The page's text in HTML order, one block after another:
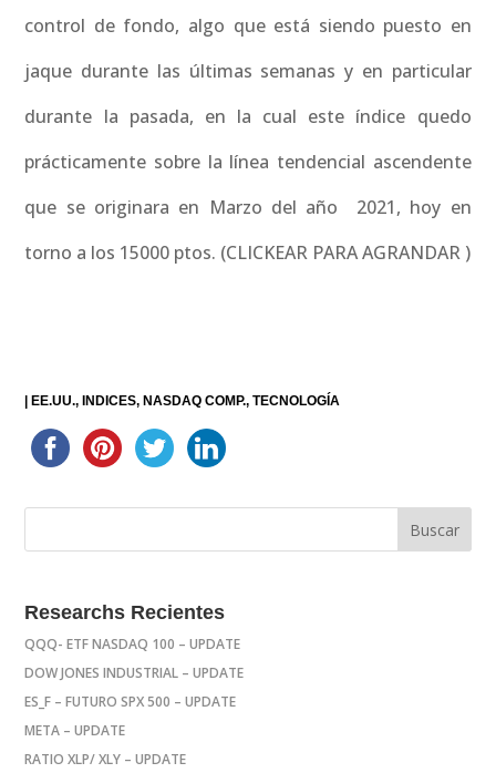
control de fondo, algo que está siendo puesto en
jaque durante las últimas semanas y en particular
durante la pasada, en la cual este índice quedo
prácticamente sobre la línea tendencial ascendente
que se originara en Marzo del año 2021, hoy en
torno a los 15000 ptos. (CLICKEAR PARA AGRANDAR )
EE.UU. INDICES NASDAQ COMP. TECNOLOGÍA
Researchs Recientes
QQQ- ETF NASDAQ 100 – UPDATE
DOW JONES INDUSTRIAL – UPDATE
ES_F – FUTURO SPX 500 – UPDATE
META – UPDATE
RATIO XLP/ XLY – UPDATE